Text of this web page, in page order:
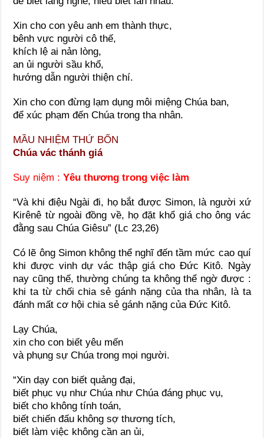
Xin cho con yêu anh em thành thực,
bênh vực người cô thế,
khích lệ ai nản lòng,
an ủi người sầu khổ,
hướng dẫn người thiện chí.
Xin cho con đừng lạm dụng môi miệng Chúa ban,
để xúc phạm đến Chúa trong tha nhân.
MẦU NHIỆM THỨ BỐN
Chúa vác thánh giá
Suy niệm :Yêu thương trong việc làm
“Và khi điệu Ngài đi, họ bắt được Simon, là người xứ
Kirênê từ ngoài đồng về, họ đặt khổ giá cho ông vác
đằng sau Chúa Giêsu” (Lc 23,26)
Có lẽ ông Simon không thể nghĩ đến tầm mức cao quí
khi được vinh dự vác thập giá cho Đức Kitô. Ngày
nay cũng thế, thường chúng ta không thể ngờ được :
khi ta từ chối chia sẻ gánh nặng của tha nhân, là ta
đánh mất cơ hội chia sẻ gánh nặng của Đức Kitô.
Lạy Chúa,
xin cho con biết yêu mến
và phụng sự Chúa trong mọi người.
“Xin dạy con biết quảng đại,
biết phục vụ như Chúa như Chúa đáng phục vụ,
biết cho không tính toán,
biết chiến đấu không sợ thương tích,
biết làm việc không cần an ủi,